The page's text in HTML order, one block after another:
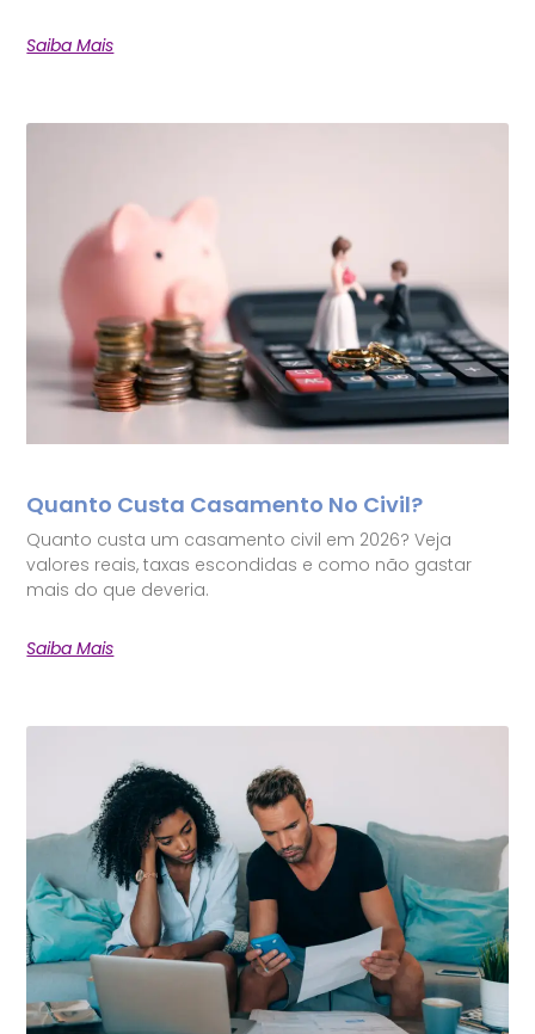
Saiba Mais
Quanto Custa Casamento No Civil?
Quanto custa um casamento civil em 2026? Veja
valores reais, taxas escondidas e como não gastar
mais do que deveria.
Saiba Mais